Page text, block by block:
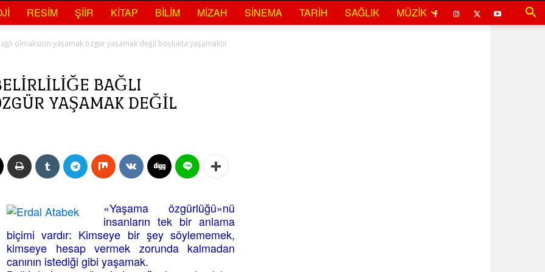
RESIM ŞIIR KITAP BILIM MIZAH SINEMA TARIH SAĞLIK MÜZIK
olmaksızın yaşamak özgür yaşamak değil boşlukta yaşamaktır
BAĞLI
YAŞAMAK DEĞIL
«Yaşama özgürlüğü»nü
insanların tek bir anlama
biçimi vardır: Kimseye bir şey söylememek,
kimseye hesap vermek zorunda kalmadan
canının istediği gibi yaşamak.